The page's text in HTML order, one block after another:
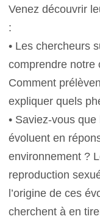
Venez découvrir
:
• Les chercheurs
comprendre notre
Comment
expliquer quels
• Saviez-vous
évoluent en
environnement ?
reproduction
l’origine de ces
cherchent à en